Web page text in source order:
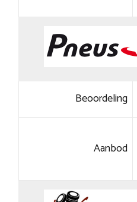
Beoordeling
Aanbod